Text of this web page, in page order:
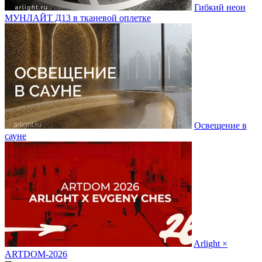
Гибкий неон
МУНЛАЙТ Д13 в тканевой оплетке
Освещение в
сауне
Arlight ×
ARTDOM-2026